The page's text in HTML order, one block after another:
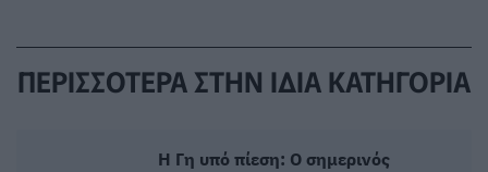
ΠΕΡΙΣΣΟΤΕΡΑ ΣΤΗΝ ΙΔΙΑ ΚΑΤΗΓΟΡΙΑ
Η Γη υπό πίεση: Ο σημερινός